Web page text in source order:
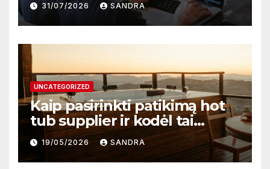
darbą
31/07/2026 SANDRA
UNCATEGORIZED
Kaip pasirinkti patikimą hot
tub supplier ir kodėl tai
svarbu?
19/05/2026 SANDRA